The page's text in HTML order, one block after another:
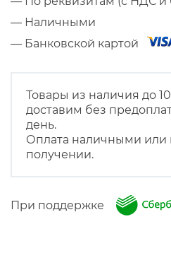
— Наличными
— Банковской картой
Товары из наличия до
доставим без
день.
Оплата наличными или
получении.
При поддержке